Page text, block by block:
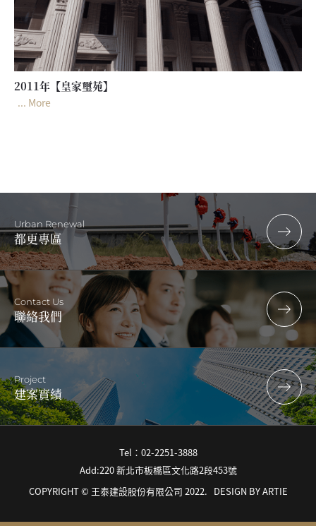
2011年【皇家璽苑】
Urban Renewal
都更專區
Contact Us
聯絡我們
Project
建案實績
Tel：02-2251-3888
Add:220 新北市板橋區文化路2段453號
COPYRIGHT © 王泰建設股份有限公司 2022. DESIGN BYARTIE